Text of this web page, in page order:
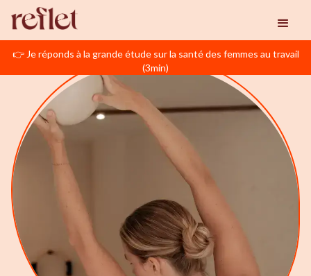
👉 Je réponds à la grande étude sur la santé des femmes au travail
(3min)